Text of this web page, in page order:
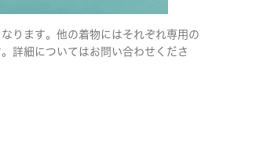
ります。他の着物にはそれぞれ専用の
詳細についてはお問い合わせくださ